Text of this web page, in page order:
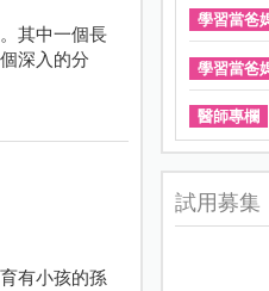
其中一個長
深入的分
有小孩的孫
學習當爸
學習當爸
醫師專欄
試用募集